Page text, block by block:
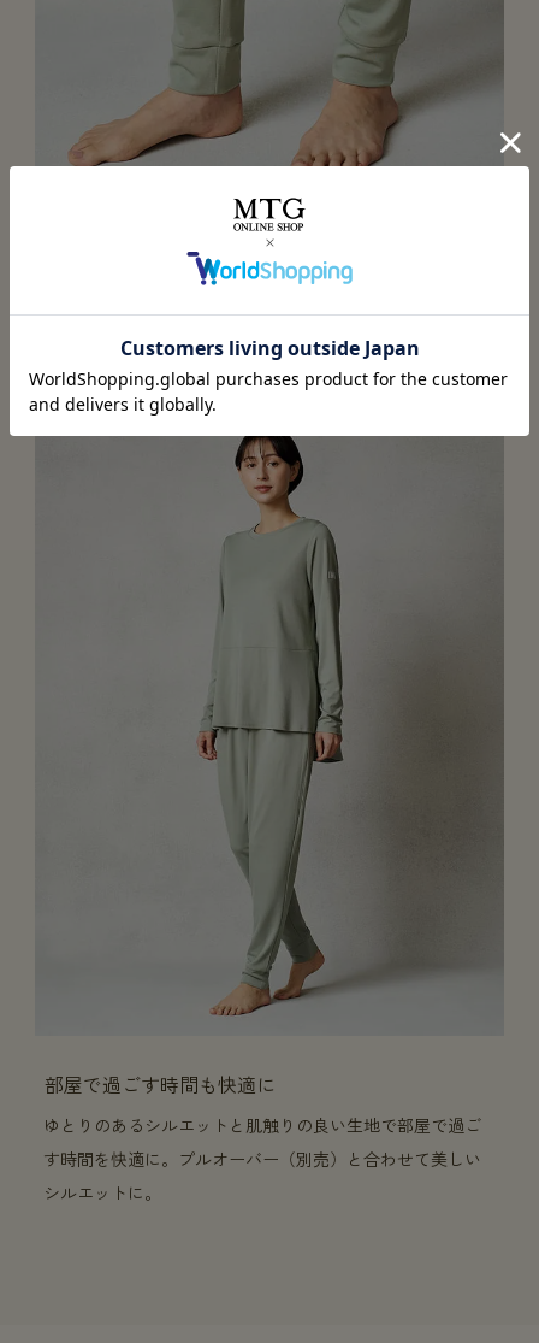
寝ている時も足首をカバー
部屋で過ごす時間も快適に
ゆとりのあるシルエットと肌触りの良い生地で部屋で過ご
す時間を快適に。プルオーバー（別売）と合わせて美しい
シルエットに。